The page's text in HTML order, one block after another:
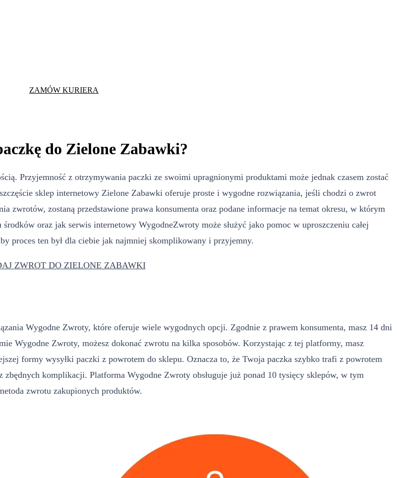
ZAMÓW KURIERA
do Zielone Zabawki?
Przyjemność z otrzymywania paczki ze swoimi upragnionymi produktami może jednak czasem zostać
sklep internetowy Zielone Zabawki oferuje proste i wygodne rozwiązania, jeśli chodzi o zwrot
zwrotów, zostaną przedstawione prawa konsumenta oraz podane informacje na temat okresu, w którym
oraz jak serwis internetowy WygodneZwroty może służyć jako pomoc w uproszczeniu całej
proces ten był dla ciebie jak najmniej skomplikowany i przyjemny.
ZWROT DO ZIELONE ZABAWKI
Wygodne Zwroty, które oferuje wiele wygodnych opcji. Zgodnie z prawem konsumenta, masz 14 dni
Wygodne Zwroty, możesz dokonać zwrotu na kilka sposobów. Korzystając z tej platformy, masz
formy wysyłki paczki z powrotem do sklepu. Oznacza to, że Twoja paczka szybko trafi z powrotem
komplikacji. Platforma Wygodne Zwroty obsługuje już ponad 10 tysięcy sklepów, w tym
zwrotu zakupionych produktów.